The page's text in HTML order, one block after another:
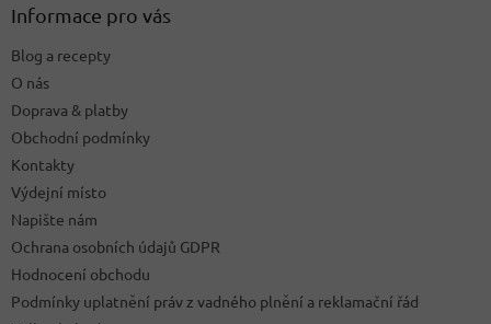
Informace pro vás
Blog a recepty
O nás
Doprava & platby
Obchodní podmínky
Kontakty
Výdejní místo
Napište nám
Ochrana osobních údajů GDPR
Hodnocení obchodu
Podmínky uplatnění práv z vadného plnění a reklamační řád